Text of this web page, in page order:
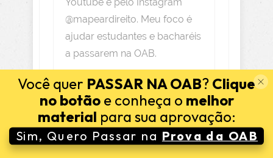
Youtube e pelo Instagram
@mapeardireito. Meu foco é
ajudar estudantes e bacharéis
a passarem na OAB.
Você quer PASSAR NA OAB? Clique
no botãoe conheça o melhor
material para sua aprovação:
Sim, Quero Passar na Prova da OAB